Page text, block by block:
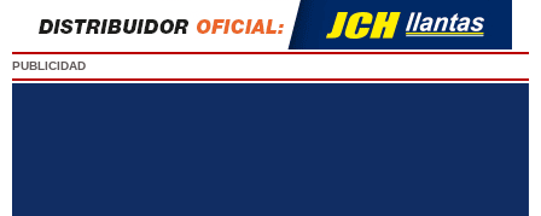
PUBLICIDAD